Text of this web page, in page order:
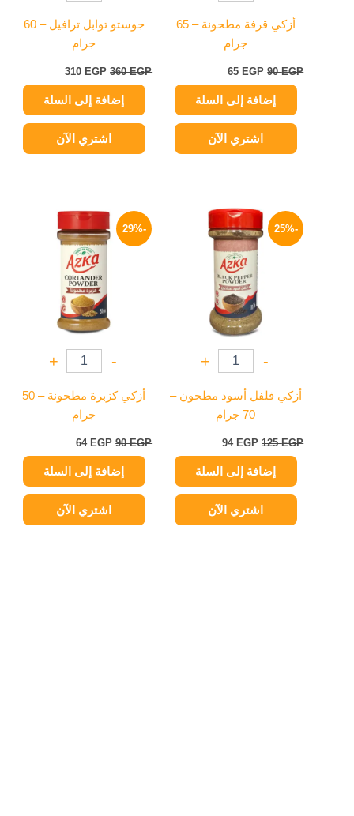
أزكي قرفة مطحونة – 65
جرام
90EGP
65 EGP
إضافة إلى السلة
اشتري الآن
جوستو توابل ترافيل – 60
جرام
360EGP
310 EGP
إضافة إلى السلة
اشتري الآن
-25%
-
+
أزكي فلفل أسود مطحون –
70 جرام
125EGP
السعر
الأصلي
هو:
125 EGP.
94 EGP
السعر
الحالي
هو:
94 EGP.
إضافة إلى السلة
اشتري الآن
-29%
-
+
أزكي كزبرة مطحونة – 50
جرام
90EGP
السعر
الأصلي
هو:
90 EGP.
64 EGP
السعر
الحالي
هو:
64 EGP.
إضافة إلى السلة
اشتري الآن